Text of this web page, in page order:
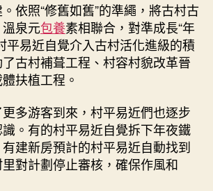
依照“修舊如舊”的準繩，將古村古
泉元包養素相聯合，對準成長“年
平易近自覺介入古村活化進級的積
古村補葺工程、村容村貌改革晉
扶植工程。
多游客到來，村平易近們也逐步
。有的村平易近自覺拆下年夜鐵
建新房預計的村平易近自動找到
對計劃停止審核，確保作風和